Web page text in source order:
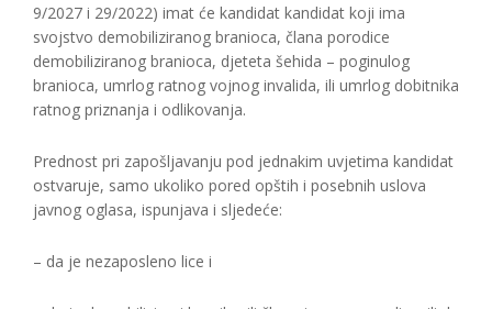
9/2027 i 29/2022) imat će kandidat kandidat koji ima
svojstvo demobiliziranog branioca, člana porodice
demobiliziranog branioca, djeteta šehida – poginulog
branioca, umrlog ratnog vojnog invalida, ili umrlog dobitnika
ratnog priznanja i odlikovanja.
Prednost pri zapošljavanju pod jednakim uvjetima kandidat
ostvaruje, samo ukoliko pored opštih i posebnih uslova
javnog oglasa, ispunjava i sljedeće:
– da je nezaposleno lice i